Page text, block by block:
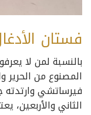
فستان
بالنسبة لمن لا
المصنوع من الحرير
فيرساتشي وارتدته
الثاني والأربعين،